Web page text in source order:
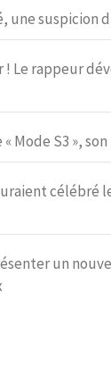
suspicion
Le rappeur
Mode S3 »,
célébré
un